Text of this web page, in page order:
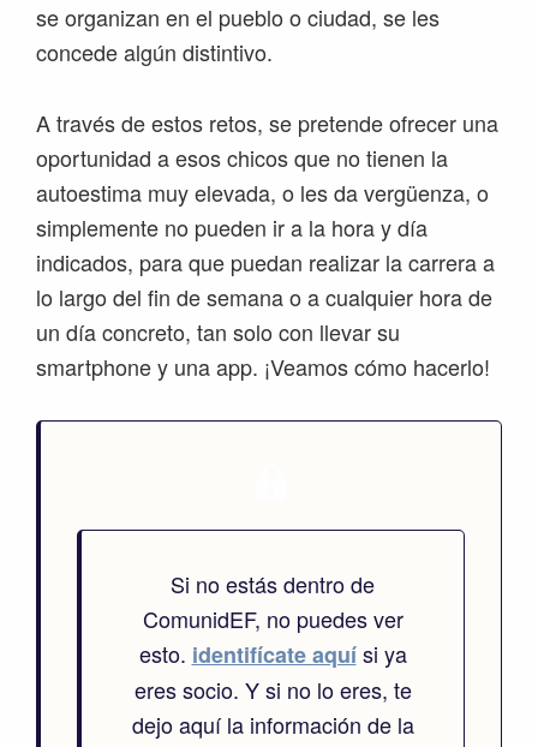
se organizan en el pueblo o ciudad, se les
concede algún distintivo.
A través de estos retos, se pretende ofrecer una
oportunidad a esos chicos que no tienen la
autoestima muy elevada, o les da vergüenza, o
simplemente no pueden ir a la hora y día
indicados, para que puedan realizar la carrera a
lo largo del fin de semana o a cualquier hora de
un día concreto, tan solo con llevar su
smartphone y una app. ¡Veamos cómo hacerlo!
Si no estás dentro de
ComunidEF, no puedes ver
esto. identifícate aquísi ya
eres socio. Y si no lo eres, te
dejo aquí la información de la